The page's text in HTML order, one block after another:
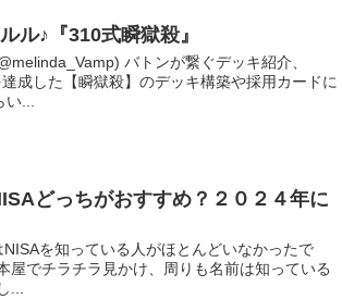
ル♪『310式瞬獄殺』
バトンが繋ぐデッキ紹介、
成した【瞬獄殺】のデッキ構築や採用カードに
...
どっちがおすすめ？２０２４年に
を知っている人がほとんどいなかったで
屋でチラチラ見かけ、周りも名前は知っている
...